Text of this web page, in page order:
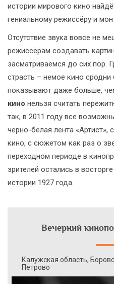
истории мирового кино
гениальному режиссёру и
Отсутствие звука вовсе не
режиссёрам создавать
засматриваемся до сих пор.
страсть – немое кино сродни
показывают даже больше,
кино нельзя считать
так, в 2011 году все
черно-белая лента «Артист»,
кино, с сюжетом как раз о
переходном периоде в
зрителей остались в
истории 1927 года.
Вечерний
Калужская область,
Петрово